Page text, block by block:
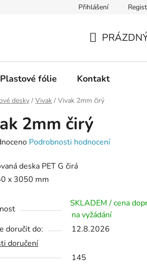
Přihlášení
KOŠÍK
Plastové fólie Kontakt
desky / Vivak / Vivak 2mm čirý
2mm čirý
Podrobnosti hodnocení
deska PET G čirá
x 3050 mm
SKLADEM / cena
na vyžádání
doručit do:
12.8.2026
doručení
145